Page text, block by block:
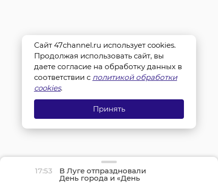
17:53 В Луге отпраздновали
День города и «День
Сайт 47channel.ru использует cookies.
Продолжая использовать сайт, вы
даете согласие на обработку данных в
соответствии с политикой обработки
cookies.
Принять